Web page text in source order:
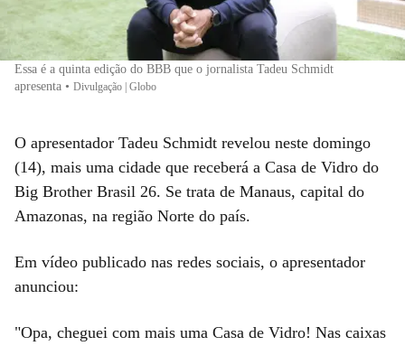
Essa é a quinta edição do BBB que o jornalista Tadeu Schmidt
apresenta • Divulgação | Globo
O apresentador Tadeu Schmidt revelou neste domingo
(14), mais uma cidade que receberá a Casa de Vidro do
Big Brother Brasil 26. Se trata de Manaus, capital do
Amazonas, na região Norte do país.
Em vídeo publicado nas redes sociais, o apresentador
anunciou:
"Opa, cheguei com mais uma Casa de Vidro! Nas caixas